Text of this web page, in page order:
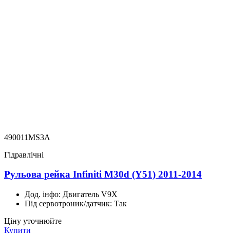
490011MS3A
Гідравлічні
Рульова рейка Infiniti M30d (Y51) 2011-2014
Дод. інфо: Двигатель V9X
Під сервотроник/датчик: Так
Ціну уточнюйте
Купити